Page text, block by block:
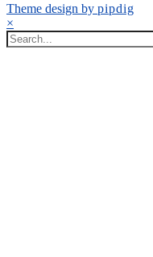
Theme design by pipdig
×